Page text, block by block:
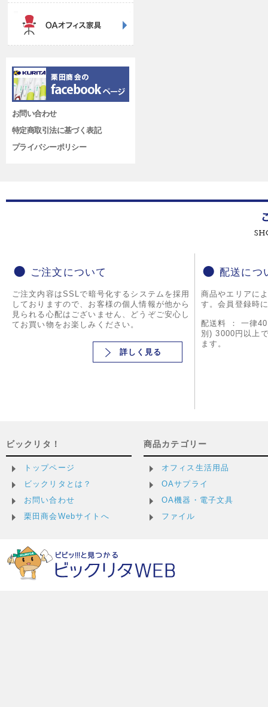
お問い合わせ
特定商取引法に基づく表記
プライバシーポリシー
ご注文について
ご注文内容はSSLで暗号化するシステムを採用
しておりますので、お客様の個人情報が他から
見られる心配はございません、どうぞご安心し
てお買い物をお楽しみください。
詳しく見る
配送につ
商品やエリアに
す。会員登録時
配送料 ： 一律
別) 3000円以上
ます。
ビックリタ！
トップページ
ビックリタとは？
お問い合わせ
栗田商会Webサイトへ
商品カテゴリー
オフィス生活用品
OAサプライ
OA機器・電子文具
ファイル